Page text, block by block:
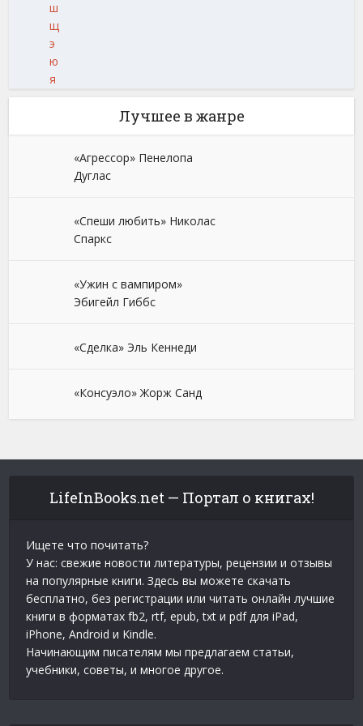
ш
щ
э
ю
я
Лучшее в жанре
«Агрессор» Пенелопа
Дуглас
«Спеши любить» Николас
Спаркс
«Ужин с вампиром»
Эбигейл Гиббс
«Сделка» Эль Кеннеди
«Консуэло» Жорж Санд
LifeInBooks.net — Портал о книгах!
Ищете что почитать?
У нас: свежие новости литературы, рецензии и отзывы
на популярные книги. Здесь вы можете скачать
бесплатно, без регистрации или читать онлайн лучшие
книги в форматах fb2, rtf, epub, txt и pdf для iPad,
iPhone, Android и Kindle.
Начинающим писателям мы предлагаем статьи,
учебники, советы, и многое другое.